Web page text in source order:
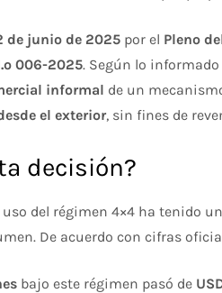
de junio de 2025 por el Pleno
006-2025. Según lo
informal de un
el exterior, sin fines de
decisión?
uso del régimen 4×4 ha tenido
De acuerdo con cifras
bajo este régimen pasó de